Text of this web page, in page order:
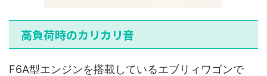
高負荷時のカリカリ音
F6A型エンジンを搭載しているエブリィワゴンで